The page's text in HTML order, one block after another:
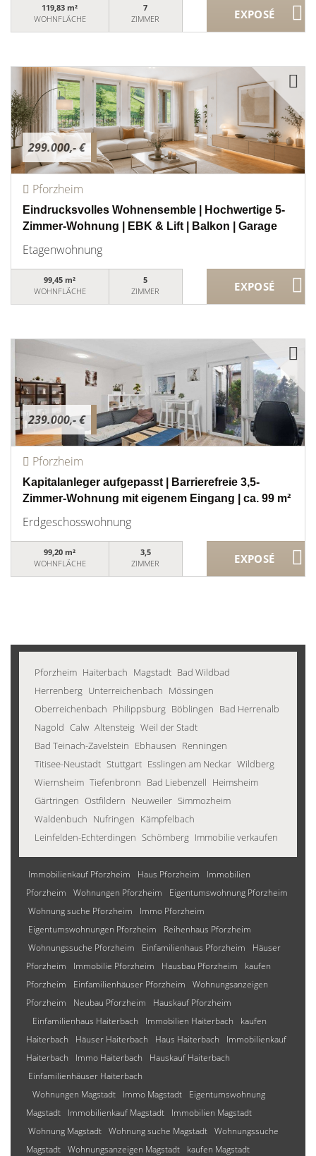
119,83 m²
WOHNFLÄCHE
7
ZIMMER
299.000,- €
Pforzheim
Eindrucksvolles Wohnensemble | Hochwertige 5-
Zimmer-Wohnung | EBK & Lift | Balkon | Garage
Etagenwohnung
99,45 m²
WOHNFLÄCHE
5
ZIMMER
239.000,- €
Pforzheim
Kapitalanleger aufgepasst | Barrierefreie 3,5-
Zimmer-Wohnung mit eigenem Eingang | ca. 99 m²
Erdgeschosswohnung
99,20 m²
WOHNFLÄCHE
3,5
ZIMMER
Pforzheim Haiterbach Magstadt Bad Wildbad
Herrenberg Unterreichenbach Mössingen
Oberreichenbach Philippsburg Böblingen Bad Herrenalb
Nagold Calw Altensteig Weil der Stadt
Bad Teinach-Zavelstein Ebhausen Renningen
Titisee-Neustadt Stuttgart Esslingen am Neckar Wildberg
Wiernsheim Tiefenbronn Bad Liebenzell Heimsheim
Gärtringen Ostfildern Neuweiler Simmozheim
Waldenbuch Nufringen Kämpfelbach
Leinfelden-Echterdingen Schömberg Immobilie verkaufen
Immobilienkauf Pforzheim Haus Pforzheim
Immobilien
Pforzheim
Wohnungen Pforzheim
Eigentumswohnung Pforzheim
Wohnung suche Pforzheim
Immo Pforzheim
Eigentumswohnungen Pforzheim
Reihenhaus Pforzheim
Wohnungssuche Pforzheim
Einfamilienhaus Pforzheim
Häuser
Pforzheim
Immobilie Pforzheim Hausbau Pforzheim
kaufen
Pforzheim
Einfamilienhäuser Pforzheim
Wohnungsanzeigen
Pforzheim
Neubau Pforzheim
Hauskauf Pforzheim
Einfamilienhaus Haiterbach
Immobilien Haiterbach
kaufen
Haiterbach
Häuser Haiterbach Haus Haiterbach
Immobilienkauf
Haiterbach
Immo Haiterbach
Hauskauf Haiterbach
Einfamilienhäuser Haiterbach
Wohnungen Magstadt
Immo Magstadt
Eigentumswohnung
Magstadt
Immobilienkauf Magstadt
Immobilien Magstadt
Wohnung Magstadt Wohnung suche Magstadt Wohnungssuche
Magstadt Wohnungsanzeigen Magstadt kaufen Magstadt